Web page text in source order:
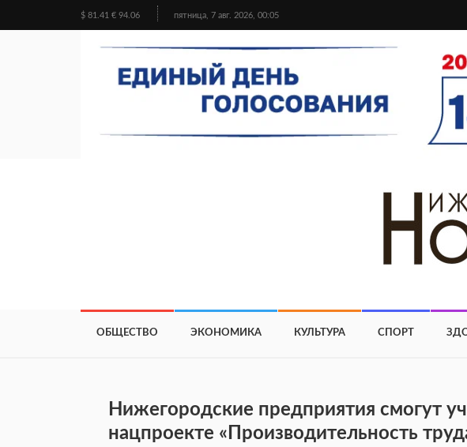
$ 81.41 € 94.06 пятница, 7 авг. 2026, 00:05
ОБЩЕСТВО ЭКОНОМИКА КУЛЬТУРА СПОРТ
Нижегородские предприятия смогут
нацпроекте «Производительность